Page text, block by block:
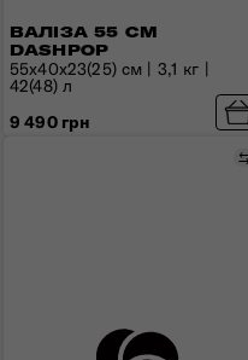
ВАЛІЗА 55 СМ
DASHPOP
55x40x23(25) см | 3,1 кг |
42(48) л
9 490 грн